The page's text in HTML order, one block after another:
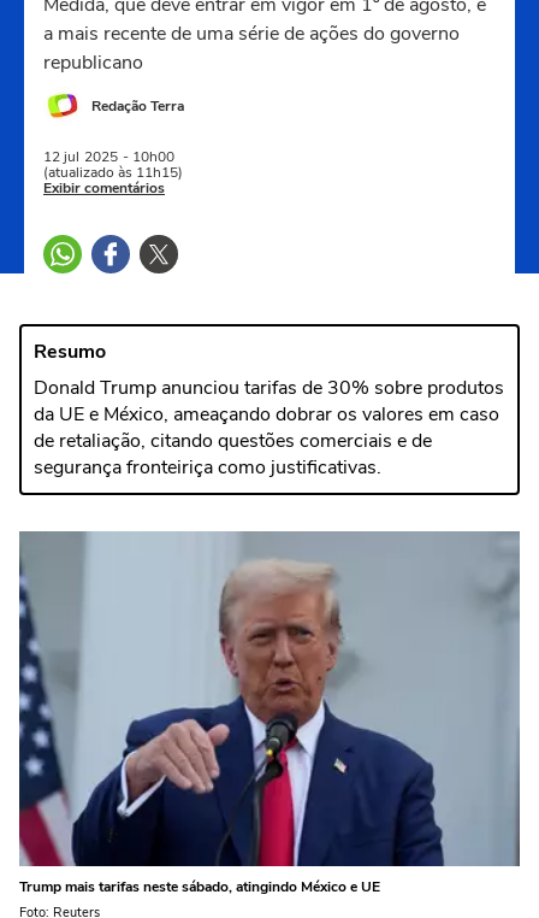
a mais recente de uma série de ações do governo
republicano
Redação Terra
12 jul 2025 - 10h00
(atualizado às 11h15)
Exibir comentários
Resumo
Donald Trump anunciou tarifas de 30% sobre produtos
da UE e México, ameaçando dobrar os valores em caso
de retaliação, citando questões comerciais e de
segurança fronteiriça como justificativas.
Trump mais tarifas neste sábado, atingindo México e UE
Foto: Reuters